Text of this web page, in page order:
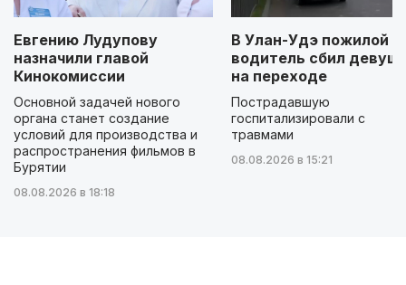
Евгению Лудупову
назначили главой
Кинокомиссии
Основной задачей нового
органа станет создание
условий для производства и
распространения фильмов в
Бурятии
08.08.2026 в 18:18
В Улан-Удэ пожилой
водитель сбил
на переходе
Пострадавшую
госпитализировали с
травмами
08.08.2026 в 15:21